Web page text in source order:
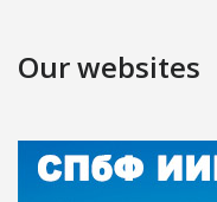
Our websites